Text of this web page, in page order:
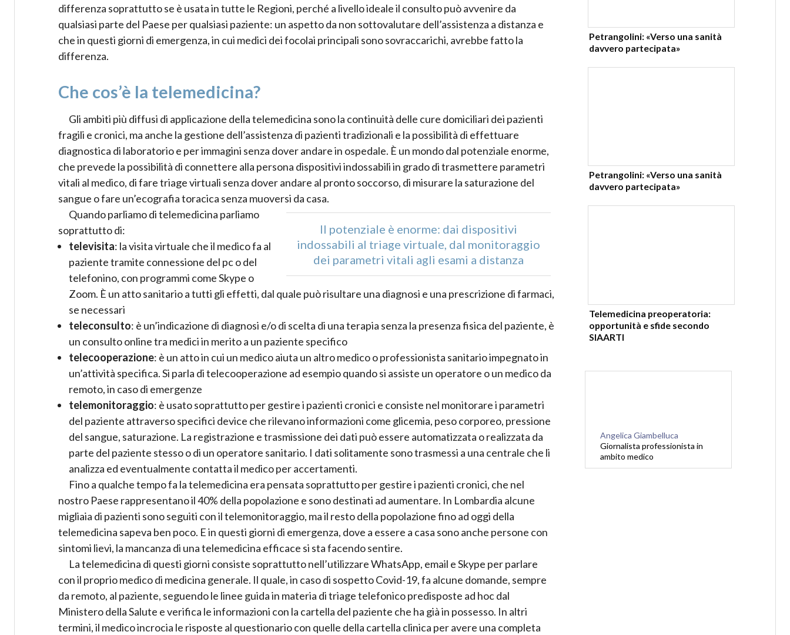
differenza soprattutto se è usata in tutte le Regioni, perché a livello ideale il consulto può avvenire da
qualsiasi parte del Paese per qualsiasi paziente: un aspetto da non sottovalutare dell’assistenza a distanza e
che in questi giorni di emergenza, in cui medici dei focolai principali sono sovraccarichi, avrebbe fatto la
differenza.
Che cos’è la telemedicina?
Gli ambiti più diffusi di applicazione della telemedicina sono la continuità delle cure domiciliari dei pazienti
fragili e cronici, ma anche la gestione dell’assistenza di pazienti tradizionali e la possibilità di effettuare
diagnostica di laboratorio e per immagini senza dover andare in ospedale. È un mondo dal potenziale enorme,
che prevede la possibilità di connettere alla persona dispositivi indossabili in grado di trasmettere parametri
vitali al medico, di fare triage virtuali senza dover andare al pronto soccorso, di misurare la saturazione del
sangue o fare un’ecografia toracica senza muoversi da casa.
Il potenziale è enorme: dai dispositivi
indossabili al triage virtuale, dal monitoraggio
dei parametri vitali agli esami a distanza
Quando parliamo di telemedicina parliamo
soprattutto di:
televisita: la visita virtuale che il medico fa al
paziente tramite connessione del pc o del
telefonino, con programmi come Skype o
Zoom. È un atto sanitario a tutti gli effetti, dal quale può risultare una diagnosi e una prescrizione di farmaci,
se necessari
teleconsulto: è un’indicazione di diagnosi e/o di scelta di una terapia senza la presenza fisica del paziente, è
un consulto online tra medici in merito a un paziente specifico
telecooperazione: è un atto in cui un medico aiuta un altro medico o professionista sanitario impegnato in
un’attività specifica. Si parla di telecooperazione ad esempio quando si assiste un operatore o un medico da
remoto, in caso di emergenze
telemonitoraggio: è usato soprattutto per gestire i pazienti cronici e consiste nel monitorare i parametri
del paziente attraverso specifici device che rilevano informazioni come glicemia, peso corporeo, pressione
del sangue, saturazione. La registrazione e trasmissione dei dati può essere automatizzata o realizzata da
parte del paziente stesso o di un operatore sanitario. I dati solitamente sono trasmessi a una centrale che li
analizza ed eventualmente contatta il medico per accertamenti.
Fino a qualche tempo fa la telemedicina era pensata soprattutto per gestire i pazienti cronici, che nel
nostro Paese rappresentano il 40% della popolazione e sono destinati ad aumentare. In Lombardia alcune
migliaia di pazienti sono seguiti con il telemonitoraggio, ma il resto della popolazione fino ad oggi della
telemedicina sapeva ben poco. E in questi giorni di emergenza, dove a essere a casa sono anche persone con
sintomi lievi, la mancanza di una telemedicina efficace si sta facendo sentire.
La telemedicina di questi giorni consiste soprattutto nell’utilizzare WhatsApp, email e Skype per parlare
con il proprio medico di medicina generale. Il quale, in caso di sospetto Covid-19, fa alcune domande, sempre
da remoto, al paziente, seguendo le linee guida in materia di triage telefonico predisposte ad hoc dal
Ministero della Salute e verifica le informazioni con la cartella del paziente che ha già in possesso. In altri
termini, il medico incrocia le risposte al questionario con quelle della cartella clinica per avere una completa
Petrangolini: «Verso una sanità
davvero partecipata»
Petrangolini: «Verso una sanità
davvero partecipata»
Telemedicina preoperatoria:
opportunità e sfide secondo
SIAARTI
Angelica Giambelluca
Giornalista professionista in
ambito medico